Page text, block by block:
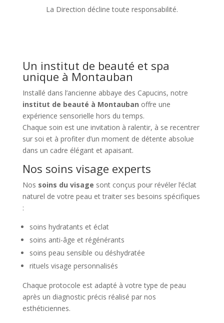
La Direction décline toute responsabilité.
Un institut de beauté et spa
unique à Montauban
Installé dans l’ancienne abbaye des Capucins, notre
institut de beauté à Montauban offre une
expérience sensorielle hors du temps.
Chaque soin est une invitation à ralentir, à se recentrer
sur soi et à profiter d’un moment de détente absolue
dans un cadre élégant et apaisant.
Nos soins visage experts
Nos soins du visage sont conçus pour révéler l’éclat
naturel de votre peau et traiter ses besoins spécifiques
:
soins hydratants et éclat
soins anti-âge et régénérants
soins peau sensible ou déshydratée
rituels visage personnalisés
Chaque protocole est adapté à votre type de peau
après un diagnostic précis réalisé par nos
esthéticiennes.